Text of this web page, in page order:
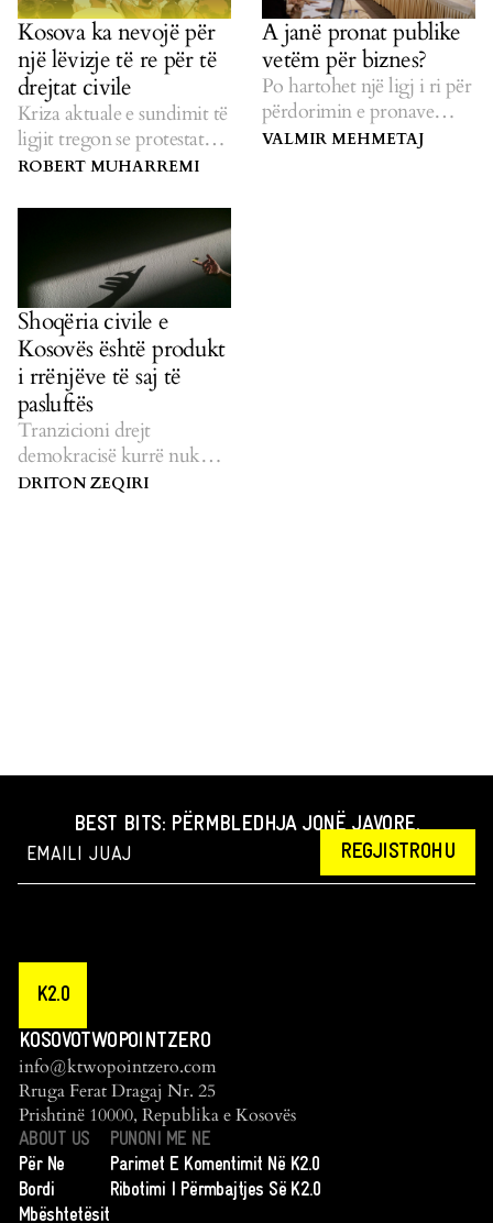
Kosova ka nevojë për
një lëvizje të re për të
drejtat civile
Kriza aktuale e sundimit të
ligjit tregon se protestat
paqësore janë thelbësore.
ROBERT MUHARREMI
A janë pronat publike
vetëm për biznes?
Po hartohet një ligj i ri për
përdorimin e pronave
komunale.
VALMIR MEHMETAJ
Shoqëria civile e
Kosovës është produkt
i rrënjëve të saj të
pasluftës
Tranzicioni drejt
demokracisë kurrë nuk
është i drejtpërdrejtë në
DRITON ZEQIRI
BEST BITS: PËRMBLEDHJA JONË JAVORE.
REGJISTROHU
K2.0
KOSOVOTWOPOINTZERO
info@ktwopointzero.com
Rruga Ferat Dragaj Nr. 25
Prishtinë 10000, Republika e Kosovës
ABOUT US
Për Ne
Bordi
Mbështetësit
PUNONI ME NE
Parimet E Komentimit Në K2.0
Ribotimi I Përmbajtjes Së K2.0